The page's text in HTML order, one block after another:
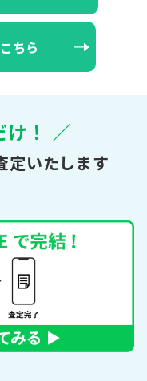
ちら
け！ ／
定いたします